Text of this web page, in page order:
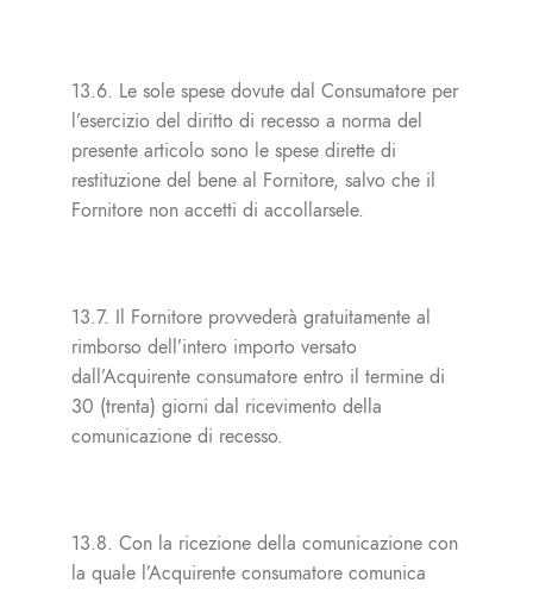
13.6. Le sole spese dovute dal Consumatore per
l’esercizio del diritto di recesso a norma del
presente articolo sono le spese dirette di
restituzione del bene al Fornitore, salvo che il
Fornitore non accetti di accollarsele.
13.7. Il Fornitore provvederà gratuitamente al
rimborso dell’intero importo versato
dall’Acquirente consumatore entro il termine di
30 (trenta) giorni dal ricevimento della
comunicazione di recesso.
13.8. Con la ricezione della comunicazione con
la quale l’Acquirente consumatore comunica